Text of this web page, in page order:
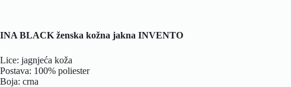
INA BLACK ženska kožna jakna INVENTO
Lice: jagnjeća koža
Postava: 100% poliester
Boja: crna